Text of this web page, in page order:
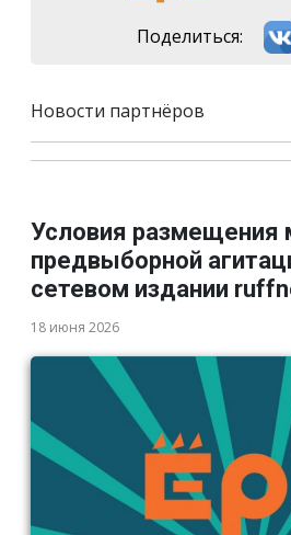
Поделиться:
Новости партнёров
Условия размещения
предвыборной
сетевом издании
18 июня 2026